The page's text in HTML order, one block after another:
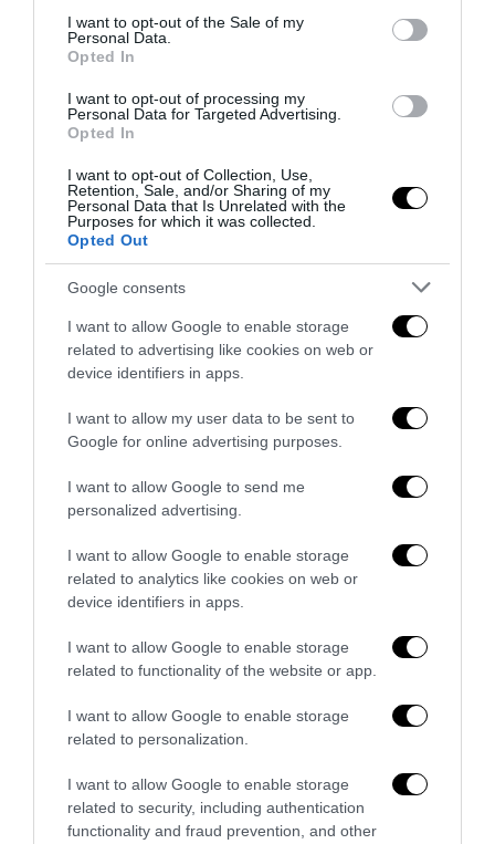
consent section.
I want to opt-out of the Sale of my
Personal Data.
Opted In
I want to opt-out of processing my
Personal Data for Targeted Advertising.
Opted In
I want to opt-out of Collection, Use,
Retention, Sale, and/or Sharing of my
Personal Data that Is Unrelated with the
Purposes for which it was collected.
Opted Out
Google consents
I want to allow Google to enable storage
related to advertising like cookies on web or
device identifiers in apps.
I want to allow my user data to be sent to
Google for online advertising purposes.
I want to allow Google to send me
personalized advertising.
I want to allow Google to enable storage
related to analytics like cookies on web or
device identifiers in apps.
I want to allow Google to enable storage
related to functionality of the website or app.
I want to allow Google to enable storage
related to personalization.
I want to allow Google to enable storage
related to security, including authentication
functionality and fraud prevention, and other
Inghilterra-Argentina, molto più di una partita
Senso del sacro, fiuto del gol: Mikel Merino e una
14 Luglio 2026